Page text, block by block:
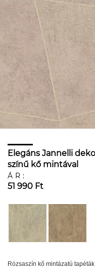
Elegáns Jannelli
színű kő mintával
ÁR:
51 990 Ft
Rózsaszín kő mintázatú